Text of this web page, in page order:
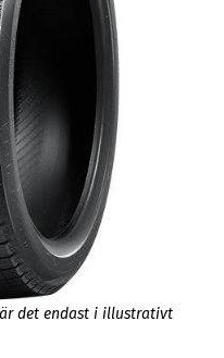
det endast i illustrativt